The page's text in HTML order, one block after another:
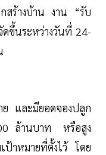
สร้างบ้าน งาน “รับ
ขึ้นระหว่างวันที่ 24-
และมียอดจองปลูก
ล้านบาท หรือสูง
าหมายที่ตั้งไว้ โดย